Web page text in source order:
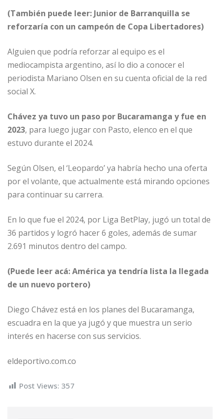
(También puede leer: Junior de Barranquilla se
reforzaría con un campeón de Copa Libertadores)
Alguien que podría reforzar al equipo es el
mediocampista argentino, así lo dio a conocer el
periodista Mariano Olsen en su cuenta oficial de la red
social X.
Chávez ya tuvo un paso por Bucaramanga y fue en
2023, para luego jugar con Pasto, elenco en el que
estuvo durante el 2024.
Según Olsen, el ‘Leopardo’ ya habría hecho una oferta
por el volante, que actualmente está mirando opciones
para continuar su carrera.
En lo que fue el 2024, por Liga BetPlay, jugó un total de
36 partidos y logró hacer 6 goles, además de sumar
2.691 minutos dentro del campo.
(Puede leer acá: América ya tendría lista la llegada
de un nuevo portero)
Diego Chávez está en los planes del Bucaramanga,
escuadra en la que ya jugó y que muestra un serio
interés en hacerse con sus servicios.
eldeportivo.com.co
Post Views: 357